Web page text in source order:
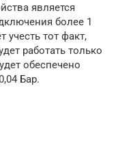
является
более 1
учесть тот факт,
работать только
обеспечено
Бар.